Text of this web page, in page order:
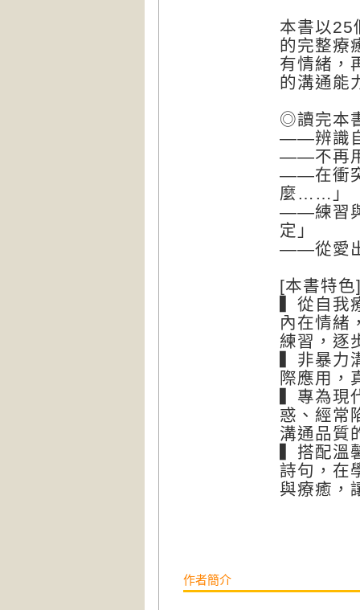
本書以25
的完整療
有情緒，
的溝通能
◎讀完本
——辨識
——不再用
——在衝
麼……」
——練習與
定」
——從愛出
[本書特色
▍從自我
內在情緒
練習，逐
▍非暴力
際應用，
▍專為現
惑、經常
溝通品質
▍搭配溫
詩句，在
與療癒，
作者簡介